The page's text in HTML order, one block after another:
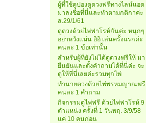
ผู้ที่ใช้คูปองดูดวงฟรีทางไลน์แอด
มาลงชื่อที่นี่และทำตามกติกาค่ะ
ส.29/1/61
ดูดวงด้วยไพ่ฟาโรห์กันค่ะ หนุกๆ
อย่าหวังแม่น อิอิ เล่นครั้งแรกค่ะ
คนละ 1 ข้อเท่านั้น
สำหรับผู้ที่ยังไม่ได้ดูดวงฟรีให้ มา
ยืนยันและตั้งคำถามได้ที่นี่ค่ะ จะ
ดูให้ที่นี่เลยค่ะรวมทุกไพ่
ทำนายดวงด้วยไพ่พรหมญาณฟรี
คนละ 1 คำถาม
กิจกรรมดูไพ่ฟรี ด้วยไพ่ฟาโรห์ 9
ตำแหน่ง ครั้งที่ 1 วันพฤ. 3/9/58
แค่ 10 คนก่อน